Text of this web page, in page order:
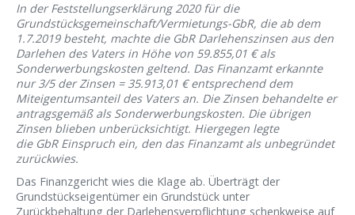
In der Feststellungserklärung 2020 für die
Grundstücksgemeinschaft/Vermietungs-GbR, die ab dem
1.7.2019 besteht, machte die GbR Darlehenszinsen aus den
Darlehen des Vaters in Höhe von 59.855,01 € als
Sonderwerbungskosten geltend. Das Finanzamt erkannte
nur 3/5 der Zinsen = 35.913,01 € entsprechend dem
Miteigentumsanteil des Vaters an. Die Zinsen behandelte er
antragsgemäß als Sonderwerbungskosten. Die übrigen
Zinsen blieben unberücksichtigt. Hiergegen legte
die GbR Einspruch ein, den das Finanzamt als unbegründet
zurückwies.
Das Finanzgericht wies die Klage ab. Überträgt der
Grundstückseigentümer ein Grundstück unter
Zurückbehaltung der Darlehensverpflichtung schenkweise auf